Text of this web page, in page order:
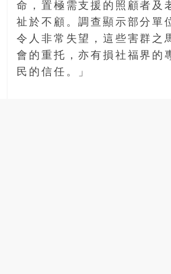
命，置極需支援的照顧者及
祉於不顧。調查顯示部分單
令人非常失望，這些害群之
會的重托，亦有損社福界的
民的信任。」